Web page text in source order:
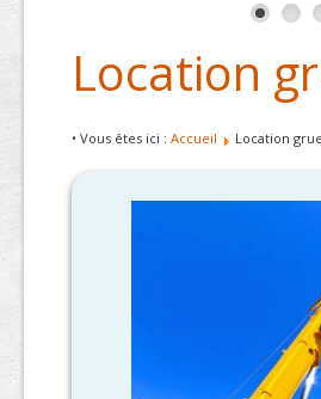
Location
• Vous êtes ici : Accueil Location